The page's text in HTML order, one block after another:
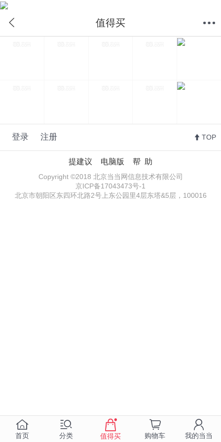
值得买
登录 注册 TOP
提建议 电脑版 帮 助
Copyright ©2018 北京当当网信息技术有限公司
京ICP备17043473号-1
北京市朝阳区东四环北路2号上东公园里4层东塔&5层，100016
首页 分类 值得买 购物车 我的当当